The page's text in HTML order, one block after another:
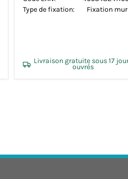
Livraison gratuite sous 17
ouvrés